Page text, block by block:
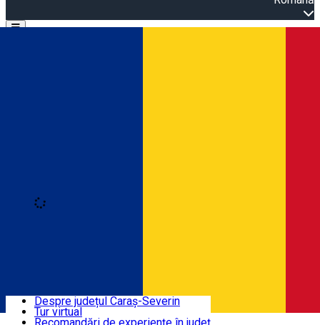
Open main menu
Trasee turistice
Despre județul Caraș-Severin
Tur virtual